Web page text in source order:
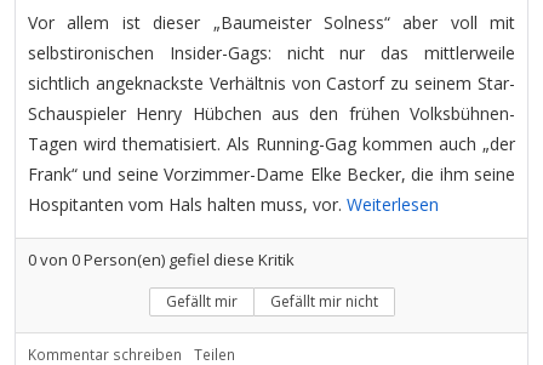
Vor allem ist dieser „Baumeister Solness“ aber voll mit
selbstironischen Insider-Gags: nicht nur das mittlerweile
sichtlich angeknackste Verhältnis von Castorf zu seinem Star-
Schauspieler Henry Hübchen aus den frühen Volksbühnen-
Tagen wird thematisiert. Als Running-Gag kommen auch „der
Frank“ und seine Vorzimmer-Dame Elke Becker, die ihm seine
Hospitanten vom Hals halten muss, vor. Weiterlesen
0von 0Person(en) gefiel diese Kritik
Gefällt mir Gefällt mir nicht
Kommentar schreiben Teilen